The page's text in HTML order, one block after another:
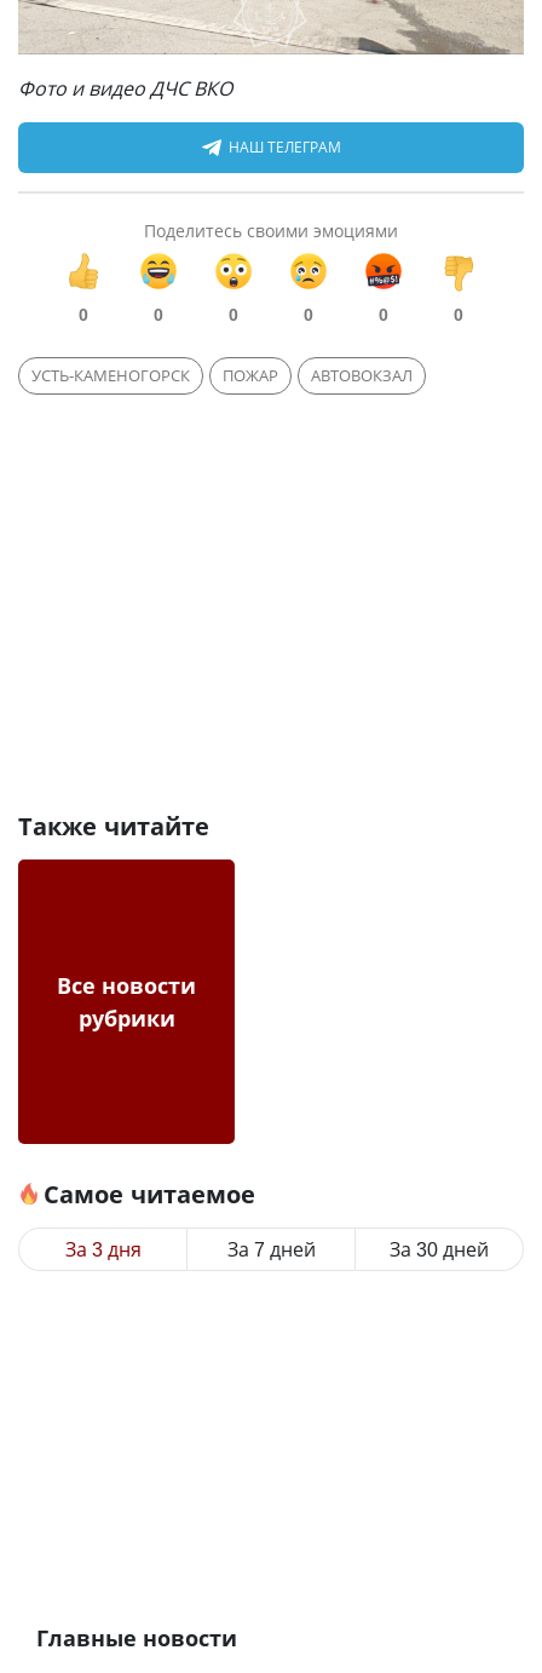
Фото и видео ДЧС ВКО
НАШ ТЕЛЕГРАМ
Поделитесь своими эмоциями
0 0 0 0 0 0
УСТЬ-КАМЕНОГОРСК ПОЖАР АВТОВОКЗАЛ
Также читайте
Все новости
рубрики
Самое читаемое
За 3 дня За 7 дней За 30 дней
Главные новости